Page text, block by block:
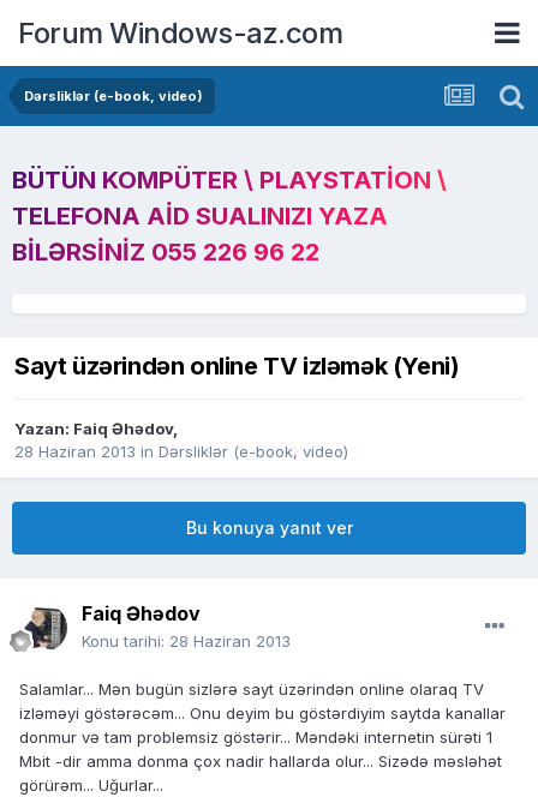
Forum Windows-az.com
Dərsliklər (e-book, video)
BÜTÜN KOMPÜTER \ PLAYSTATION \
TELEFONA AID SUALINIZI YAZA
BILƏRSINIZ 055 226 96 22
Sayt üzərindən online TV izləmək (Yeni)
Yazan: Faiq Əhədov,
28 Haziran 2013 in Dərsliklər (e-book, video)
Bu konuya yanıt ver
Faiq Əhədov
Konu tarihi: 28 Haziran 2013
Salamlar... Mən bugün sizlərə sayt üzərindən online olaraq TV
izləməyi göstərəcəm... Onu deyim bu göstərdiyim saytda kanallar
donmur və tam problemsiz göstərir... Məndəki internetin sürəti 1
Mbit -dir amma donma çox nadir hallarda olur... Sizədə məsləhət
görürəm... Uğurlar...